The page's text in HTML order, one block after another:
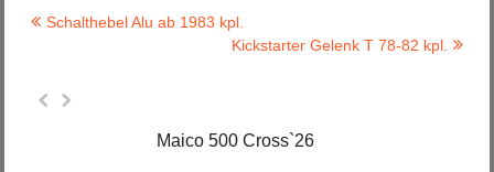
Schalthebel Alu ab 1983 kpl.
Kickstarter Gelenk T 78-82 kpl.
Maico 500 Cross`26